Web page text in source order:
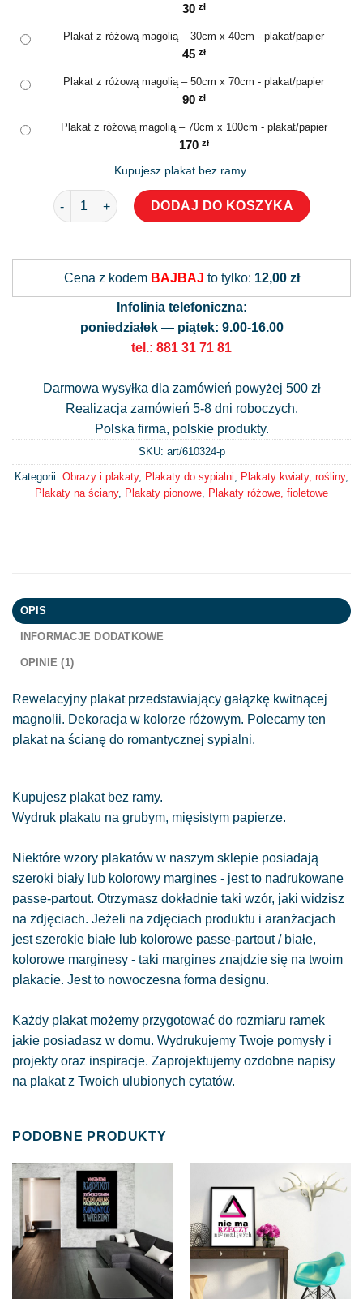
30 zł
Plakat z różową magolią – 30cm x 40cm - plakat/papier
45 zł
Plakat z różową magolią – 50cm x 70cm - plakat/papier
90 zł
Plakat z różową magolią – 70cm x 100cm - plakat/papier
170 zł
Kupujesz plakat bez ramy.
ilość Plakat z różową magolią
DODAJ DO KOSZYKA
Cena z kodem BAJBAJ to tylko: 12,00 zł
Infolinia telefoniczna:
poniedziałek — piątek: 9.00-16.00
tel.: 881 31 71 81
Darmowa wysyłka dla zamówień powyżej 500 zł
Realizacja zamówień 5-8 dni roboczych.
Polska firma, polskie produkty.
SKU: art/610324-p
Kategorii: Obrazy i plakaty, Plakaty do sypialni Plakaty kwiaty, rośliny,
Plakaty na ściany, Plakaty pionowe Plakaty różowe, fioletowe
OPIS
INFORMACJE DODATKOWE
OPINIE (1)
Rewelacyjny plakat przedstawiający gałązkę kwitnącej
magnolii. Dekoracja w kolorze różowym. Polecamy ten
plakat na ścianę do romantycznej sypialni.
Kupujesz plakat bez ramy.
Wydruk plakatu na grubym, mięsistym papierze.
Niektóre wzory plakatów w naszym sklepie posiadają
szeroki biały lub kolorowy margines - jest to nadrukowane
passe-partout. Otrzymasz dokładnie taki wzór, jaki widzisz
na zdjęciach. Jeżeli na zdjęciach produktu i aranżacjach
jest szerokie białe lub kolorowe passe-partout / białe,
kolorowe marginesy - taki margines znajdzie się na twoim
plakacie. Jest to nowoczesna forma designu.
Każdy plakat możemy przygotować do rozmiaru ramek
jakie posiadasz w domu. Wydrukujemy Twoje pomysły i
projekty oraz inspiracje. Zaprojektujemy ozdobne napisy
na plakat z Twoich ulubionych cytatów.
PODOBNE PRODUKTY